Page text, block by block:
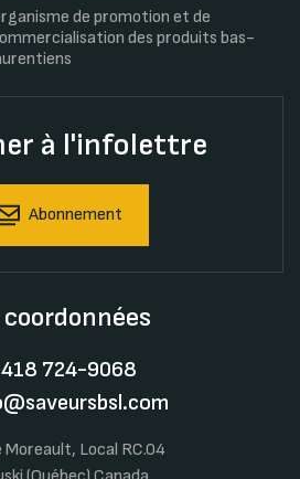
de promotion et de
des produits bas-
à l'infolettre
Abonnement
coordonnées
418 724-9068
Moreault, Local RC.04